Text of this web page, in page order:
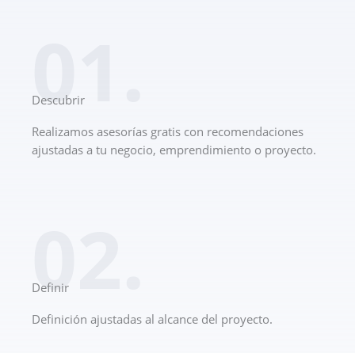
01.
Descubrir
Realizamos asesorías gratis con recomendaciones
ajustadas a tu negocio, emprendimiento o proyecto.
02.
Definir
Definición ajustadas al alcance del proyecto.